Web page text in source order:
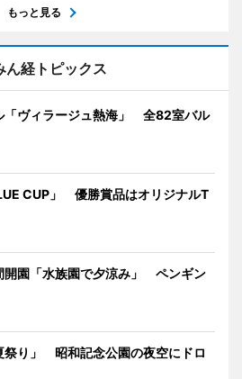
もっと見る
ん経トピックス
「ヴィラージュ熱海」 全82室バル
CUP」 優勝賞品はオリジナルT
開園「水族園で夕涼み」 ペンギン
祭り」 昭和記念公園の夜空にドロ